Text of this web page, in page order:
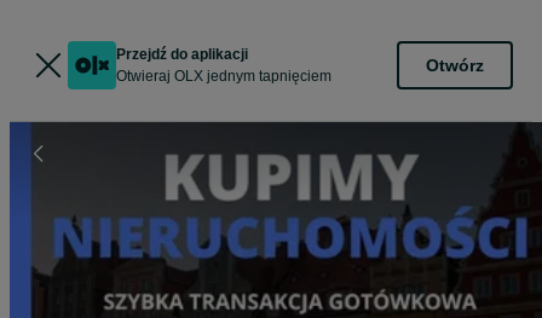
Przejdź do aplikacji
Otwieraj OLX jednym tapnięciem
Otwórz